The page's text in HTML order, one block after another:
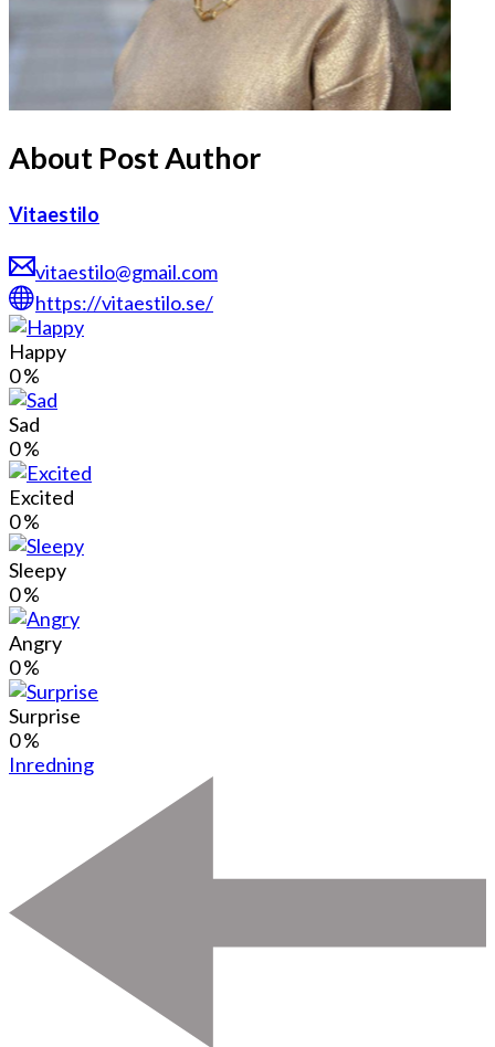
About Post Author
Vitaestilo
vitaestilo@gmail.com
https://vitaestilo.se/
Happy
0%
Sad
0%
Excited
0%
Sleepy
0%
Angry
0%
Surprise
0%
Inredning